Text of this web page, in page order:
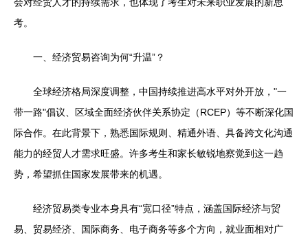
考。
一、经济贸易咨询为何“升温”？
全球经济格局深度调整，中国持续推进高水平对外开放，"一
带一路"倡议、区域全面经济伙伴关系协定（RCEP）等不断深化国
际合作。在此背景下，熟悉国际规则、精通外语、具备跨文化沟通
能力的经贸人才需求旺盛。许多考生和家长敏锐地察觉到这一趋
势，希望抓住国家发展带来的机遇。
经济贸易类专业本身具有“宽口径”特点，涵盖国际经济与贸
易、贸易经济、国际商务、电子商务等多个方向，就业面相对广